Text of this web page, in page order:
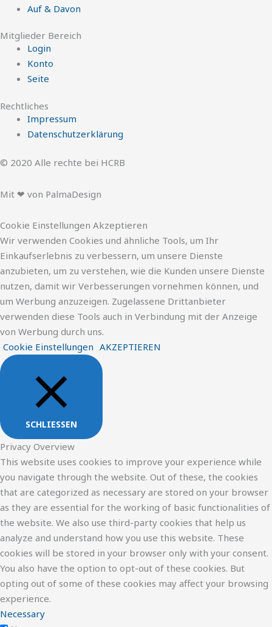
Auf & Davon
Mitglieder Bereich
Login
Konto
Seite
Rechtliches
Impressum
Datenschutzerklärung
© 2020 Alle rechte bei HCRB
Mit ❤ von PalmaDesign
Cookie Einstellungen Akzeptieren
Wir verwenden Cookies und ähnliche Tools, um Ihr
Einkaufserlebnis zu verbessern, um unsere Dienste
anzubieten, um zu verstehen, wie die Kunden unsere Dienste
nutzen, damit wir Verbesserungen vornehmen können, und
um Werbung anzuzeigen. Zugelassene Drittanbieter
verwenden diese Tools auch in Verbindung mit der Anzeige
von Werbung durch uns.
Cookie Einstellungen AKZEPTIEREN
SCHLIESSEN
Privacy Overview
This website uses cookies to improve your experience while
you navigate through the website. Out of these, the cookies
that are categorized as necessary are stored on your browser
as they are essential for the working of basic functionalities of
the website. We also use third-party cookies that help us
analyze and understand how you use this website. These
cookies will be stored in your browser only with your consent.
You also have the option to opt-out of these cookies. But
opting out of some of these cookies may affect your browsing
experience.
Necessary